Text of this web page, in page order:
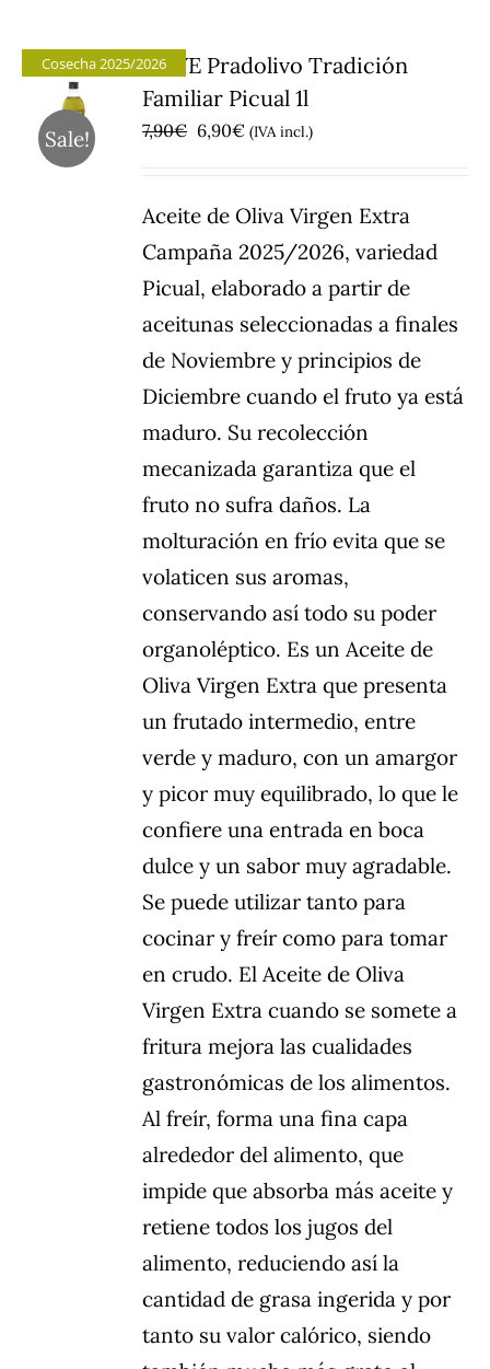
Sale!
Cosecha 2025/2026AOVE Pradolivo Tradición
Familiar Picual 1l
7,90€ El
era:
7,90€.
6,90€El
es:
6,90€.
(IVA incl.)
Aceite de Oliva Virgen Extra
Campaña 2025/2026, variedad
Picual, elaborado a partir de
aceitunas seleccionadas a finales
de Noviembre y principios de
Diciembre cuando el fruto ya está
maduro. Su recolección
mecanizada garantiza que el
fruto no sufra daños. La
molturación en frío evita que se
volaticen sus aromas,
conservando así todo su poder
organoléptico. Es un Aceite de
Oliva Virgen Extra que presenta
un frutado intermedio, entre
verde y maduro, con un amargor
y picor muy equilibrado, lo que le
confiere una entrada en boca
dulce y un sabor muy agradable.
Se puede utilizar tanto para
cocinar y freír como para tomar
en crudo. El Aceite de Oliva
Virgen Extra cuando se somete a
fritura mejora las cualidades
gastronómicas de los alimentos.
Al freír, forma una fina capa
alrededor del alimento, que
impide que absorba más aceite y
retiene todos los jugos del
alimento, reduciendo así la
cantidad de grasa ingerida y por
tanto su valor calórico, siendo